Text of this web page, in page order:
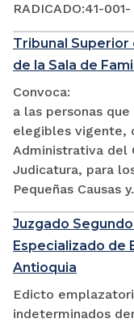
RADICADO:41-
Tribunal Superior
de la Sala de
Convoca:
a las personas
elegibles vigente,
Administrativa del
Judicatura, para
Pequeñas Causas
Juzgado
Especializado de
Antioquia
Edicto
indeterminados